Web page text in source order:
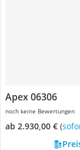
Apex 06306
noch keine Bewertungen
ab 2.930,00 € (